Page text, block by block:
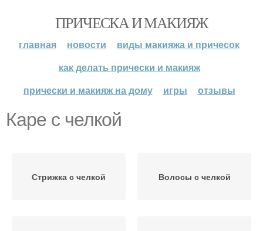
ПРИЧЕСКА И МАКИЯЖ
главная новости
виды макияжа и причесок
как делать прически и макияж
прически и макияж на дому
игры отзывы
Каре с челкой
Стрижка с челкой Волосы с челкой